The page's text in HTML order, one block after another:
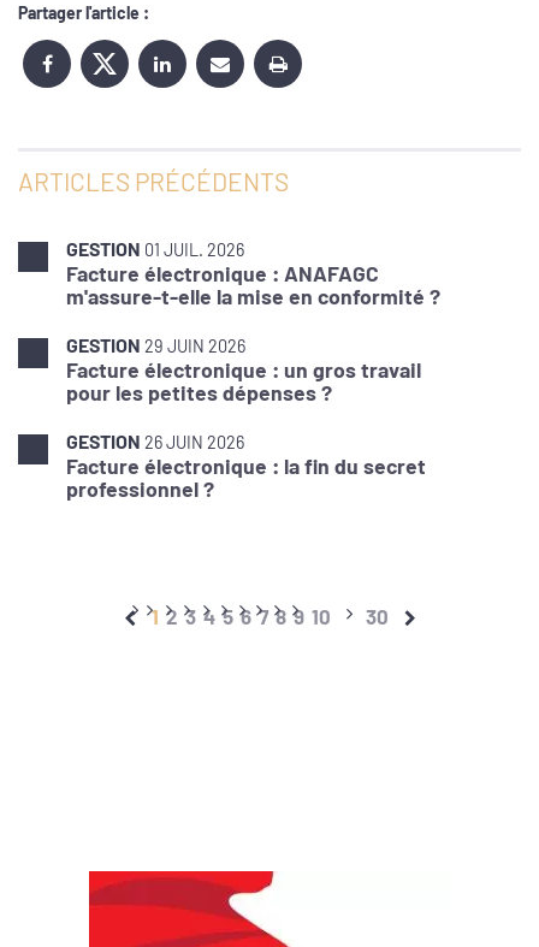
Partager l'article :
ARTICLES PRÉCÉDENTS
GESTION 01 JUIL. 2026
Facture électronique : ANAFAGC
m'assure-t-elle la mise en conformité ?
GESTION 29 JUIN 2026
Facture électronique : un gros travail
pour les petites dépenses ?
GESTION 26 JUIN 2026
Facture électronique : la fin du secret
professionnel ?
1 2 3 4 5 6 7 8 9 10 30